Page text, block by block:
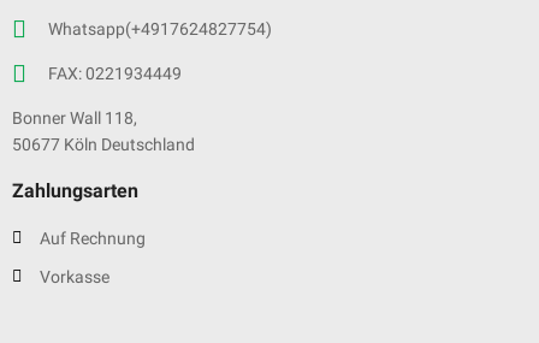
Whatsapp(+4917624827754)
FAX: 0221934449
Bonner Wall 118,
50677 Köln Deutschland
Zahlungsarten
Auf Rechnung
Vorkasse